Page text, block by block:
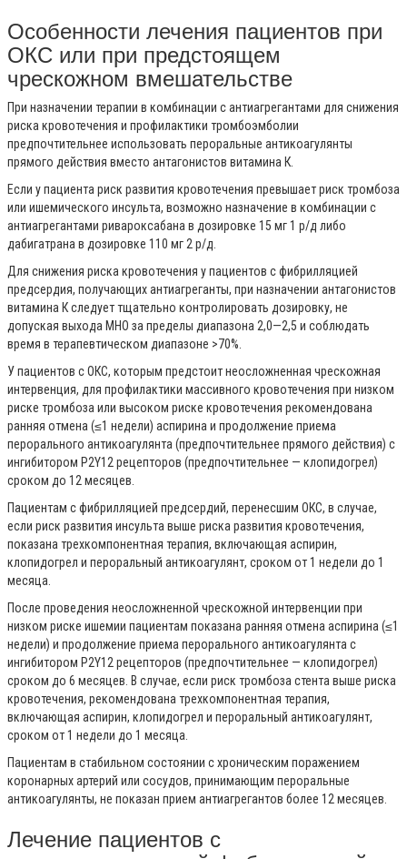
Особенности лечения пациентов при
ОКС или при предстоящем
чрескожном вмешательстве
При назначении терапии в комбинации с антиагрегантами для снижения
риска кровотечения и профилактики тромбоэмболии
предпочтительнее использовать пероральные антикоагулянты
прямого действия вместо антагонистов витамина К.
Если у пациента риск развития кровотечения превышает риск тромбоза
или ишемического инсульта, возможно назначение в комбинации с
антиагрегантами ривароксабана в дозировке 15 мг 1 р/д либо
дабигатрана в дозировке 110 мг 2 р/д.
Для снижения риска кровотечения у пациентов с фибрилляцией
предсердия, получающих антиагреганты, при назначении антагонистов
витамина К следует тщательно контролировать дозировку, не
допуская выхода МНО за пределы диапазона 2,0—2,5 и соблюдать
время в терапевтическом диапазоне >70%.
У пациентов с ОКС, которым предстоит неосложненная чрескожная
интервенция, для профилактики массивного кровотечения при низком
риске тромбоза или высоком риске кровотечения рекомендована
ранняя отмена (≤1 недели) аспирина и продолжение приема
перорального антикоагулянта (предпочтительнее прямого действия) с
ингибитором P2Y12рецепторов (предпочтительнее — клопидогрел)
сроком до 12 месяцев.
Пациентам с фибрилляцией предсердий, перенесшим ОКС, в случае,
если риск развития инсульта выше риска развития кровотечения,
показана трехкомпонентная терапия, включающая аспирин,
клопидогрел и пероральный антикоагулянт, сроком от 1 недели до 1
месяца.
После проведения неосложненной чрескожной интервенции при
низком риске ишемии пациентам показана ранняя отмена аспирина (≤1
недели) и продолжение приема перорального антикоагулянта с
ингибитором P2Y12рецепторов (предпочтительнее — клопидогрел)
сроком до 6 месяцев. В случае, если риск тромбоза стента выше риска
кровотечения, рекомендована трехкомпонентная терапия,
включающая аспирин, клопидогрел и пероральный антикоагулянт,
сроком от 1 недели до 1 месяца.
Пациентам в стабильном состоянии с хроническим поражением
коронарных артерий или сосудов, принимающим пероральные
антикоагулянты, не показан прием антиагрегантов более 12 месяцев.
Лечение пациентов с